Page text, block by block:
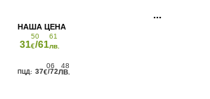
31
50
€/61
61
лв.
37
06
€/72
48
ЛВ.